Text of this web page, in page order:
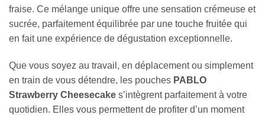
fraise. Ce mélange unique offre une sensation crémeuse et
sucrée, parfaitement équilibrée par une touche fruitée qui
en fait une expérience de dégustation exceptionnelle.
Que vous soyez au travail, en déplacement ou simplement
en train de vous détendre, les pouches PABLO
Strawberry Cheesecake s’intègrent parfaitement à votre
quotidien. Elles vous permettent de profiter d’un moment